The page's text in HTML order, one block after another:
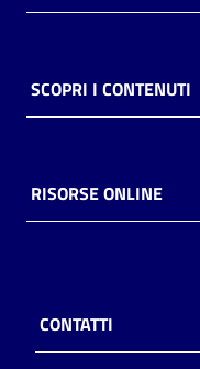
SCOPRI I CONTENUTI
RISORSE ONLINE
CONTATTI